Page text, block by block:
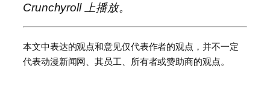
Crunchyroll 上播放。
本文中表达的观点和意见仅代表作者的观点，并不一定
代表动漫新闻网、其员工、所有者或赞助商的观点。